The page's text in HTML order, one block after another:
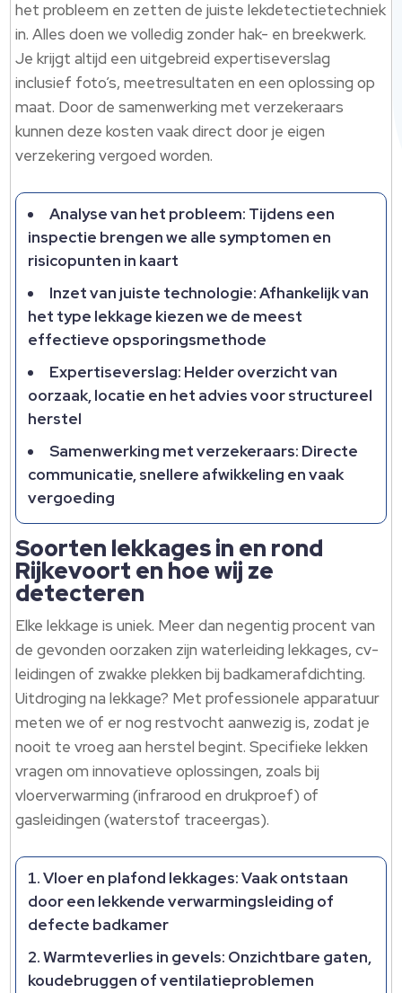
het probleem en zetten de juiste lekdetectietechniek
in.​ Alles doen we volledig zonder hak- en breekwerk.​
Je krijgt altijd een uitgebreid expertiseverslag
inclusief foto’s, meetresultaten en een oplossing op
maat.​ Door de samenwerking met verzekeraars
kunnen deze kosten vaak direct door je eigen
verzekering vergoed worden.​
Analyse van het probleem: Tijdens een
inspectie brengen we alle symptomen en
risicopunten in kaart
Inzet van juiste technologie: Afhankelijk van
het type lekkage kiezen we de meest
effectieve opsporingsmethode
Expertiseverslag: Helder overzicht van
oorzaak, locatie en het advies voor structureel
herstel
Samenwerking met verzekeraars: Directe
communicatie, snellere afwikkeling en vaak
vergoeding
Soorten lekkages in en rond
Rijkevoort en hoe wij ze
detecteren
Elke lekkage is uniek.​ Meer dan negentig procent van
de gevonden oorzaken zijn waterleiding lekkages, cv-
leidingen of zwakke plekken bij badkamerafdichting.​
Uitdroging na lekkage? Met professionele apparatuur
meten we of er nog restvocht aanwezig is, zodat je
nooit te vroeg aan herstel begint.​ Specifieke lekken
vragen om innovatieve oplossingen, zoals bij
vloerverwarming (infrarood en drukproef) of
gasleidingen (waterstof traceergas).​
Vloer en plafond lekkages: Vaak ontstaan
door een lekkende verwarmingsleiding of
defecte badkamer
Warmteverlies in gevels: Onzichtbare gaten,
koudebruggen of ventilatieproblemen